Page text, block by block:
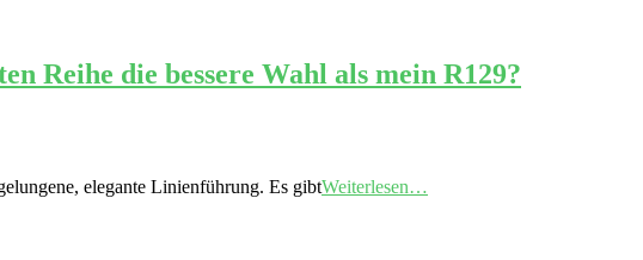
Reihe die bessere Wahl als mein R129?
elegante Linienführung. Es gibtWeiterlesen…